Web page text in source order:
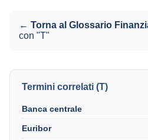
← Torna al Glossario
con "T"
Termini correlati (T)
Banca centrale
Euribor